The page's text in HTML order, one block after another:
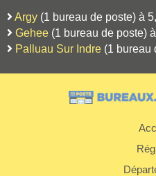
Argy (1 bureau de poste) à
Gehee (1 bureau de poste)
Palluau Sur Indre (1 bureau